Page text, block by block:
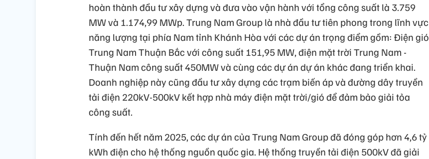
hoàn thành đầu tư xây dựng và đưa vào vận hành với tổng công suất là 3.759
MW và 1.174,99 MWp. Trung Nam Group là nhà đầu tư tiên phong trong lĩnh vực
năng lượng tại phía Nam tỉnh Khánh Hòa với các dự án trọng điểm gồm: Điện gió
Trung Nam Thuận Bắc với công suất 151,95 MW, điện mặt trời Trung Nam -
Thuận Nam công suất 450MW và cùng các dự án dự án khác đang triển khai.
Doanh nghiệp này cũng đầu tư xây dựng các trạm biến áp và đường dây truyền
tải điện 220kV-500kV kết hợp nhà máy điện mặt trời/gió để đảm bảo giải tỏa
công suất.
Tính đến hết năm 2025, các dự án của Trung Nam Group đã đóng góp hơn 4,6 tỷ
kWh điện cho hệ thống nguồn quốc gia. Hệ thống truyền tải điện 500kV đã giải